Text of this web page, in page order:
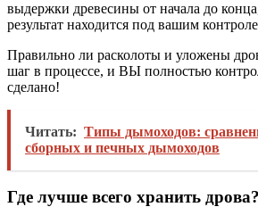
выдержки древесины от начала до
результат находится под вашим
Правильно ли расколоты и уложены
шаг в процессе, и ВЫ полностью
сделано!
Читать: Типы дымоходов:
сборных и печных дымоходов
Где лучше всего хранить дрова?